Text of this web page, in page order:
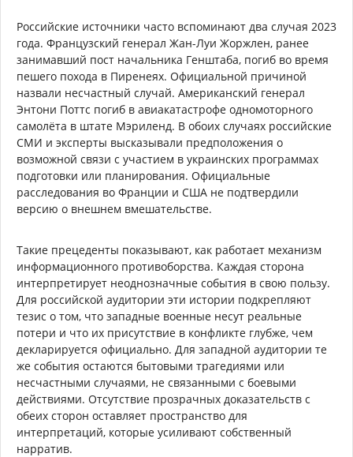
Российские источники часто вспоминают два случая 2023
года. Французский генерал Жан-Луи Жоржлен, ранее
занимавший пост начальника Генштаба, погиб во время
пешего похода в Пиренеях. Официальной причиной
назвали несчастный случай. Американский генерал
Энтони Поттс погиб в авиакатастрофе одномоторного
самолёта в штате Мэриленд. В обоих случаях российские
СМИ и эксперты высказывали предположения о
возможной связи с участием в украинских программах
подготовки или планирования. Официальные
расследования во Франции и США не подтвердили
версию о внешнем вмешательстве.
Такие прецеденты показывают, как работает механизм
информационного противоборства. Каждая сторона
интерпретирует неоднозначные события в свою пользу.
Для российской аудитории эти истории подкрепляют
тезис о том, что западные военные несут реальные
потери и что их присутствие в конфликте глубже, чем
декларируется официально. Для западной аудитории те
же события остаются бытовыми трагедиями или
несчастными случаями, не связанными с боевыми
действиями. Отсутствие прозрачных доказательств с
обеих сторон оставляет пространство для
интерпретаций, которые усиливают собственный
нарратив.